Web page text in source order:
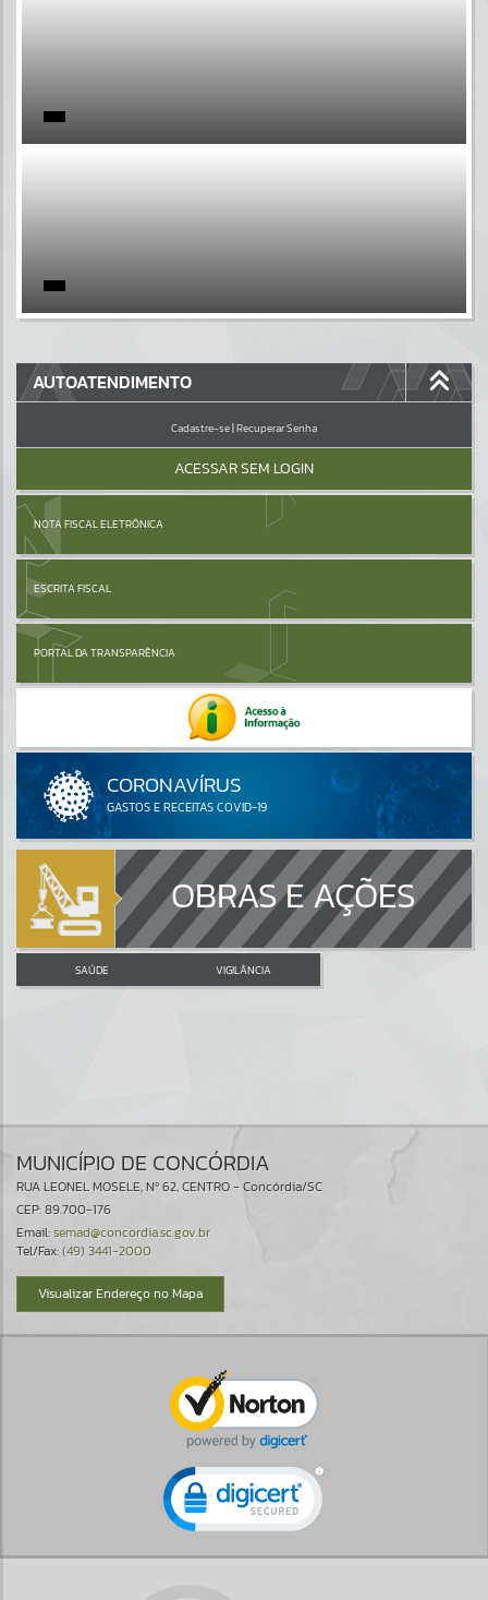
Por favor, aguarde...
GALERIAS
Por favor, aguarde...
AUTOATENDIMENTO
Cadastre-se|Recuperar Senha
ACESSAR SEM LOGIN
NOTA FISCAL ELETRÔNICA
ESCRITA FISCAL
PORTAL DA TRANSPARÊNCIA
OBRAS E AÇÕES
SAÚDE VIGILÂNCIA
MUNICÍPIO DE CONCÓRDIA
RUA LEONEL MOSELE, Nº 62, CENTRO - Concórdia/SC
CEP: 89.700-176
Email:semad@concordia.sc.gov.br
Tel/Fax:(49) 3441-2000
Visualizar Endereço no Mapa